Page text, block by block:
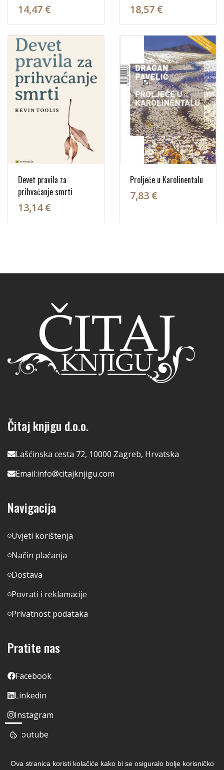
14,47 € 18,57 €
Devet pravila za
prihvaćanje smrti
13,14 €
Proljeće u Karolinentalu
7,83 €
Čitaj knjigu d.o.o.
Lašćinska cesta 72, 10000 Zagreb, Hrvatska
Email:info@citajknjigu.com
Navigacija
Uvjeti korištenja
Način plaćanja
Dostava
Povrati i reklamacije
Privatnost podataka
Pratite nas
Facebook
Linkedin
Instagram
Youtube
Ova stranica koristi kolačiće kako bi se osiguralo bolje korisničko